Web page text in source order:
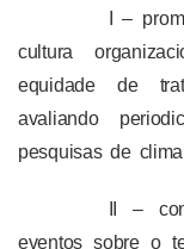
I –
cultura
equidade de
avaliando
pesquisas de
II –
eventos sobre o